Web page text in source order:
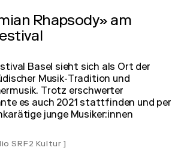
Rhapsody» am
Basel sieht sich als Ort der
Musik-Tradition und
Trotz erschwerter
es auch 2021 stattfinden und per
junge Musiker:innen
SRF2 Kultur